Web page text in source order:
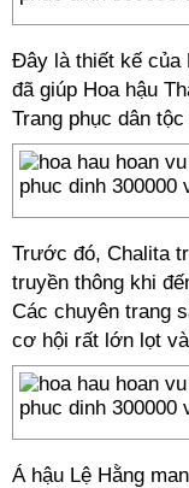
Đây là thiết kế của
đã giúp Hoa hậu
Trang phục dân
Trước đó, Chalita
truyền thông khi
Các chuyên trang
cơ hội rất lớn lọt
Á hậu Lệ Hằng